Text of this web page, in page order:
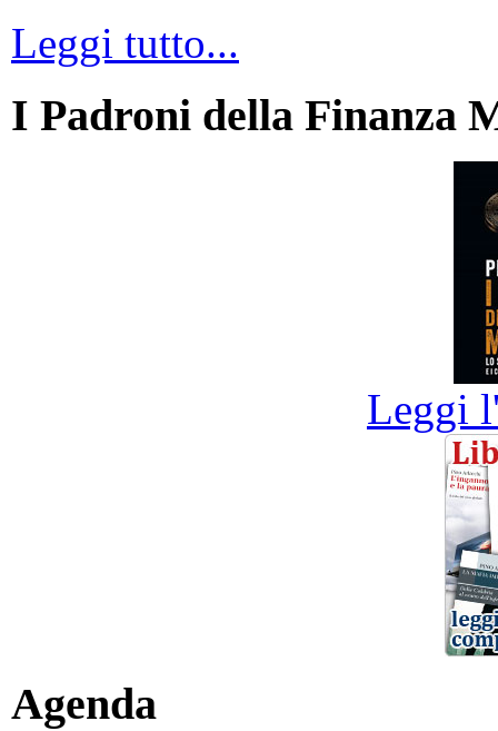
Leggi tutto...
I Padroni della Finanza
Leggi
Agenda